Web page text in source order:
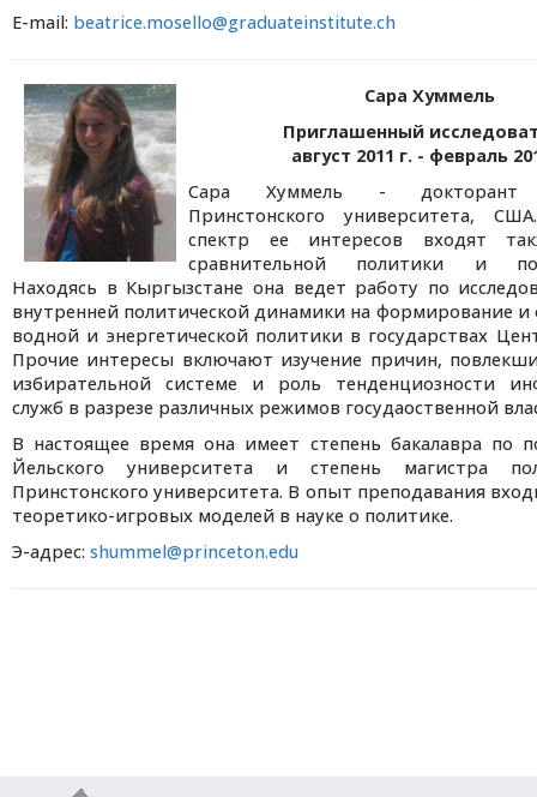
E-mail: beatrice.mosello@graduateinstitute.ch
Сара Хуммель
Приглашенный
август 2011 г. - февраль
Сара Хуммель - докторант
Принстонского университета,
спектр ее интересов входят
сравнительной политики и
Находясь в Кыргызстане она ведет работу по
внутренней политической динамики на формирование и
водной и энергетической политики в государствах
Прочие интересы включают изучение причин,
избирательной системе и роль тенденциозности
служб в разрезе различных режимов госудаоственной
В настоящее время она имеет степень бакалавра по
Йельского университета и степень магистра
Принстонского университета. В опыт преподавания
теоретико-игровых моделей в науке о политике.
Э-адрес: shummel@princeton.edu